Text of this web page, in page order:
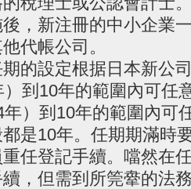
，新注冊的中小企業
代帳公司。
的設定根据日本新公
到10年的範圍內可任
）到10年的範圍內可
是10年。任期期滿時
任登記手續。噹然在
，但需到所筦舝的法